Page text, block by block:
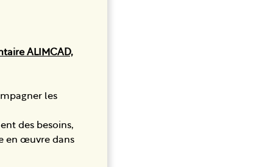
ALIMCAD,
les
des besoins,
en œuvre dans